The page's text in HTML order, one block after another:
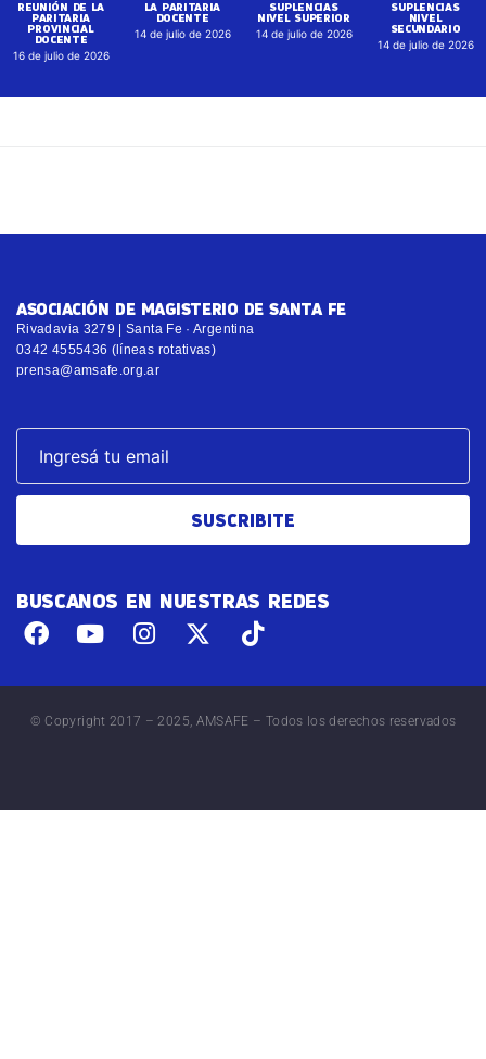
REUNIÓN DE LA
PARITARIA
PROVINCIAL
DOCENTE
16 de julio de 2026
LA PARITARIA
DOCENTE
14 de julio de 2026
SUPLENCIAS
NIVEL SUPERIOR
14 de julio de 2026
SUPLENCIAS
NIVEL
SECUNDARIO
14 de julio de 2026
ASOCIACIÓN DE MAGISTERIO DE SANTA FE
Rivadavia 3279 | Santa Fe · Argentina
0342 4555436 (líneas rotativas)
prensa@amsafe.org.ar
SUSCRIBITE
BUSCANOS EN NUESTRAS REDES
© Copyright 2017 – 2025, AMSAFE – Todos los derechos reservados